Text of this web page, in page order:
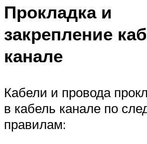
Прокладка и
закрепление
канале
Кабели и провода
в кабель канале по
правилам: